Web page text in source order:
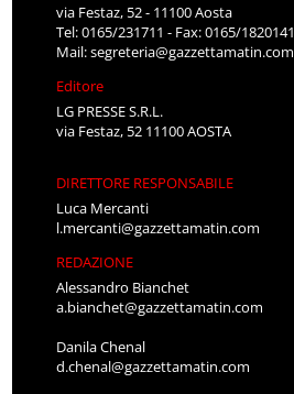
via Festaz, 52 - 11100 Aosta
Tel: 0165/231711 - Fax: 0165/1820141
Mail:segreteria@gazzettamatin.com
Editore
LG PRESSE S.R.L.
via Festaz, 52 11100 AOSTA
DIRETTORE RESPONSABILE
Luca Mercanti
l.mercanti@gazzettamatin.com
REDAZIONE
Alessandro Bianchet
a.bianchet@gazzettamatin.com
Danila Chenal
d.chenal@gazzettamatin.com